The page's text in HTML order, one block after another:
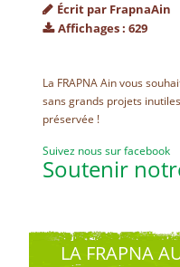
Écrit par FrapnaAin
Affichages : 629
La FRAPNA Ain vous
sans grands projets
préservée !
Suivez nous sur facebook
Soutenir
LA FRAPNA